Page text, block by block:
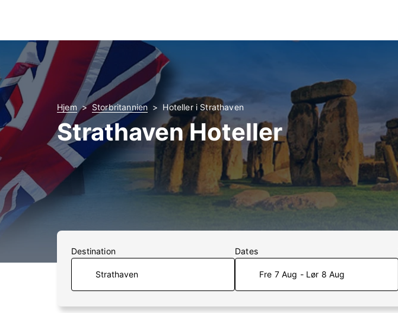
Hjem Storbritannien Hoteller i Strathaven
Strathaven Hoteller
Destination Dates
Fre 7 Aug - Lør 8 Aug